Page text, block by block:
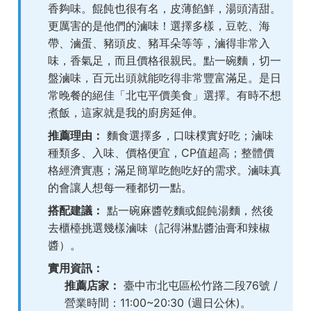
香夠味。餛飩也很有名，皮薄餡鮮，湯頭清甜。
更厲害的是他們的滷味！選擇多樣，豆乾、海
帶、滷蛋、豬頭皮、豬耳朵等等，滷得非常入
味，香氣足，而且價格很親民。點一碗麵，切一
盤滷味，百元出頭就能吃得非常豐富滿足。是日
常晚餐的絕佳「北屯平價美食」選擇。有時不想
煮飯，這家就是我的廚房延伸。
推薦理由： 麵食選擇多，口味樸實好吃；滷味
種類多、入味、價格便宜，CP值超高；整體價
格經濟實惠；滿足簡單吃飽吃好的需求。滷味真
的會讓人想每一種都切一點。
搭配建議： 點一碗麻醬乾麵或餛飩湯麵，然後
去櫃檯挑選幾樣滷味（記得淋點醬油膏和辣椒
醬）。
實用資訊：
推薦店家： 臺中市北屯區松竹路二段76號 /
營業時間：11:00~20:30 (週日公休)。